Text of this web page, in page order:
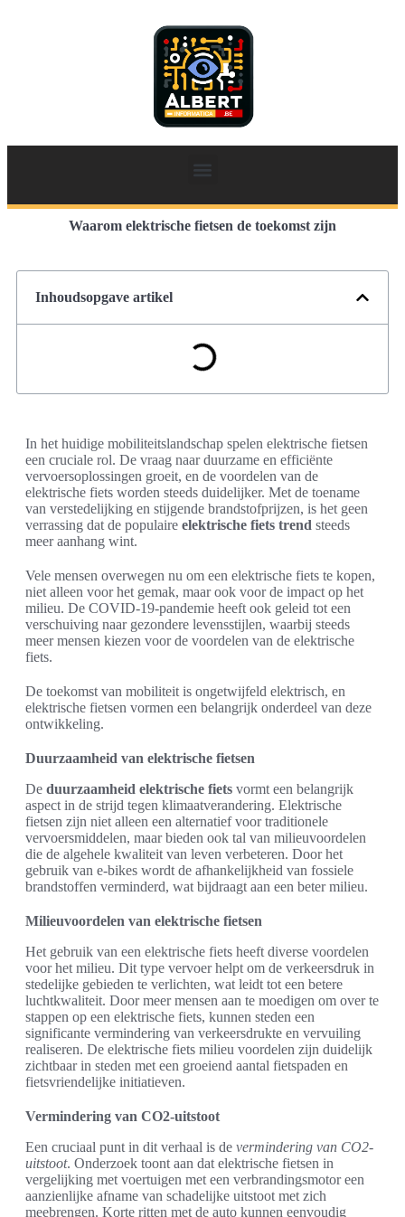
Waarom elektrische fietsen de toekomst zijn
Inhoudsopgave artikel
In het huidige mobiliteitslandschap spelen elektrische fietsen
een cruciale rol. De vraag naar duurzame en efficiënte
vervoersoplossingen groeit, en de voordelen van de
elektrische fiets worden steeds duidelijker. Met de toename
van verstedelijking en stijgende brandstofprijzen, is het geen
verrassing dat de populaire elektrische fiets trend steeds
meer aanhang wint.
Vele mensen overwegen nu om een elektrische fiets te kopen,
niet alleen voor het gemak, maar ook voor de impact op het
milieu. De COVID-19-pandemie heeft ook geleid tot een
verschuiving naar gezondere levensstijlen, waarbij steeds
meer mensen kiezen voor de voordelen van de elektrische
fiets.
De toekomst van mobiliteit is ongetwijfeld elektrisch, en
elektrische fietsen vormen een belangrijk onderdeel van deze
ontwikkeling.
Duurzaamheid van elektrische fietsen
De duurzaamheid elektrische fiets vormt een belangrijk
aspect in de strijd tegen klimaatverandering. Elektrische
fietsen zijn niet alleen een alternatief voor traditionele
vervoersmiddelen, maar bieden ook tal van milieuvoordelen
die de algehele kwaliteit van leven verbeteren. Door het
gebruik van e-bikes wordt de afhankelijkheid van fossiele
brandstoffen verminderd, wat bijdraagt aan een beter milieu.
Milieuvoordelen van elektrische fietsen
Het gebruik van een elektrische fiets heeft diverse voordelen
voor het milieu. Dit type vervoer helpt om de verkeersdruk in
stedelijke gebieden te verlichten, wat leidt tot een betere
luchtkwaliteit. Door meer mensen aan te moedigen om over te
stappen op een elektrische fiets, kunnen steden een
significante vermindering van verkeersdrukte en vervuiling
realiseren. De elektrische fiets milieu voordelen zijn duidelijk
zichtbaar in steden met een groeiend aantal fietspaden en
fietsvriendelijke initiatieven.
Vermindering van CO2-uitstoot
Een cruciaal punt in dit verhaal is de vermindering van CO2-
uitstoot. Onderzoek toont aan dat elektrische fietsen in
vergelijking met voertuigen met een verbrandingsmotor een
aanzienlijke afname van schadelijke uitstoot met zich
meebrengen. Korte ritten met de auto kunnen eenvoudig